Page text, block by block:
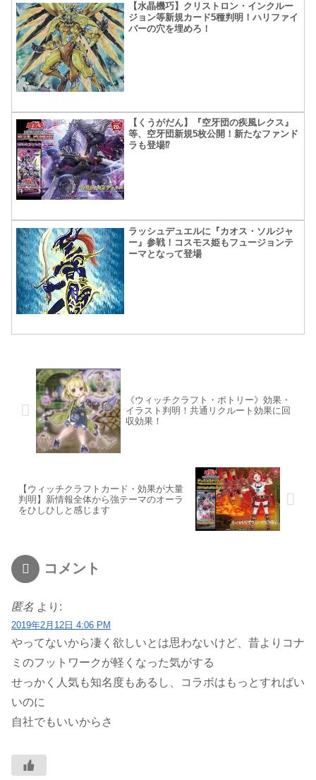
【水晶機巧】クリストロン・インクルー
ジョン等新規カード5種判明！ハリファイ
バーの穴を埋めろ！
【くうがだん】『空牙団の疾風レクス』
等、空牙団新規5枚公開！新たなファンド
ラも登場⁉
ラッシュデュエルに『カオス・ソルジャ
ー』参戦！コスモス姫もフュージョンテ
ーマとなって登場
《ウィッチクラフト・ポトリー》効果・
イラスト判明！共通リクルート効果に回
収効果！
【ウィッチクラフトカード・効果が大量
判明】新情報全体から強テーマのオーラ
をひしひしと感じます
コメント
匿名 より:
2019年2月12日 4:06 PM
やってないから凄く欲しいとは思わないけど、昔よりコナ
ミのフットワークが軽くなった気がする
せっかく人気も知名度もあるし、コラボはもっとすればい
いのに
自社でもいいからさ